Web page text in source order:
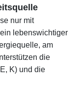
nur mit
lebenswichtiger
am
die
K) und die